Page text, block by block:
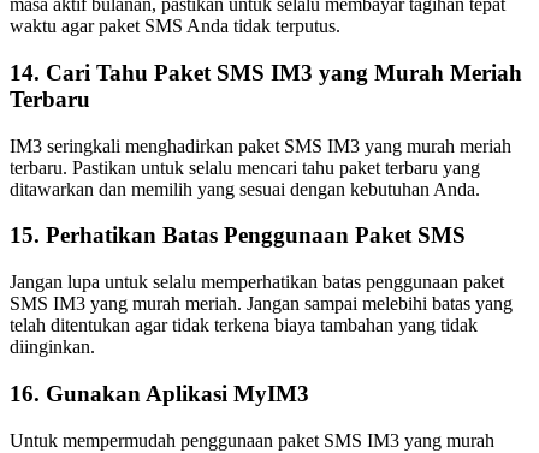
masa aktif bulanan, pastikan untuk selalu membayar tagihan tepat
waktu agar paket SMS Anda tidak terputus.
14. Cari Tahu Paket SMS IM3 yang Murah Meriah
Terbaru
IM3 seringkali menghadirkan paket SMS IM3 yang murah meriah
terbaru. Pastikan untuk selalu mencari tahu paket terbaru yang
ditawarkan dan memilih yang sesuai dengan kebutuhan Anda.
15. Perhatikan Batas Penggunaan Paket SMS
Jangan lupa untuk selalu memperhatikan batas penggunaan paket
SMS IM3 yang murah meriah. Jangan sampai melebihi batas yang
telah ditentukan agar tidak terkena biaya tambahan yang tidak
diinginkan.
16. Gunakan Aplikasi MyIM3
Untuk mempermudah penggunaan paket SMS IM3 yang murah